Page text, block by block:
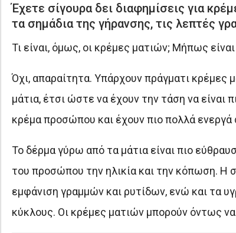
Έχετε σίγουρα δει διαφημίσεις για
τα σημάδια της γήρανσης, τις λεπτές
Τι είναι, όμως, οι κρέμες ματιών; Μήπως
Όχι, απαραίτητα. Υπάρχουν πράγματι
μάτια, έτσι ώστε να έχουν την τάση να είναι
κρέμα προσώπου και έχουν πιο πολλά
Το δέρμα γύρω από τα μάτια είναι πιο
του προσώπου την ηλικία και την κόπωση. Η
εμφάνιση γραμμών και ρυτίδων, ενώ και τα
κύκλους. Οι κρέμες ματιών μπορούν όντως